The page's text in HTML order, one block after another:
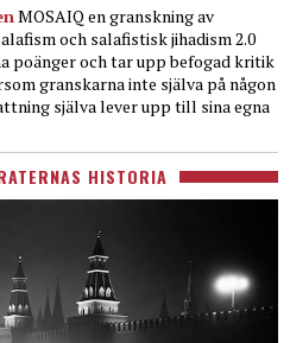
MOSAIQ en granskning av
och salafistisk jihadism 2.0
poänger och tar upp befogad kritik
granskarna inte själva på någon
själva lever upp till sina egna
HISTORIA